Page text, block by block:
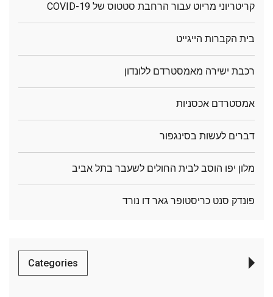
קריטריוני מריוט עבור הרחבת סטטוס של COVID-19
בית הקברות הייגייט
רכבת ישירה מאמסטרדם ללונדון
אמסטרדם אכסניות
דברים לעשות בסינגפור
מלון יפו הוסב לבית החולים לשעבר בתל אביב
פונדק סנט כריסטופר גאר דו נורד
Categories